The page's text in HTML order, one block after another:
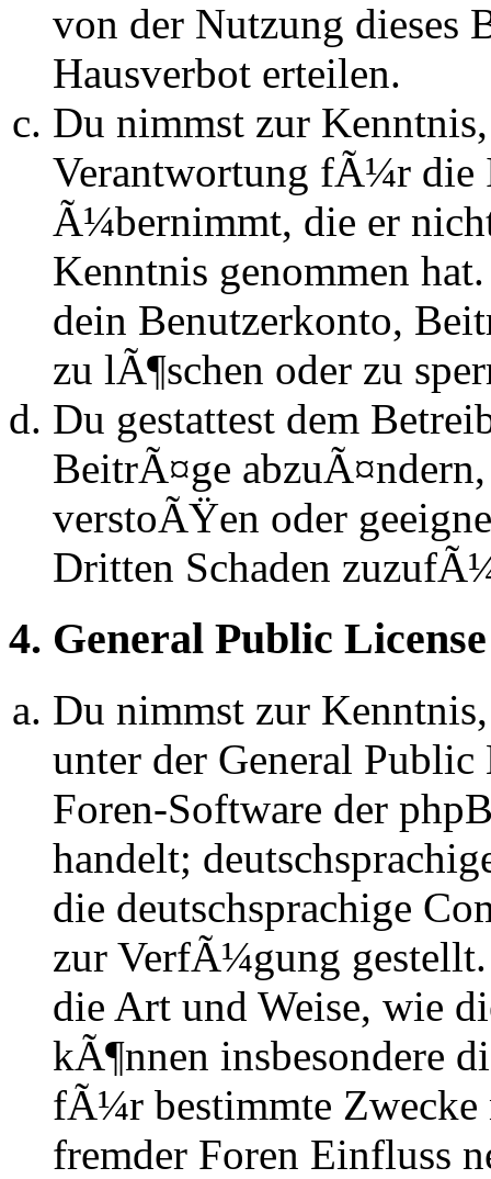
von der Nutzung dieses
Hausverbot erteilen.
Du nimmst zur
Verantwortung fÃ¼r die
Ã¼bernimmt, die er
Kenntnis genommen
dein Benutzerkonto,
zu lÃ¶schen oder zu
Du gestattest dem
BeitrÃ¤ge
verstoÃŸen oder
Dritten Schaden
4. General Public License
Du nimmst zur
unter der General
Foren-Software der
handelt;
die deutschsprachige
zur VerfÃ¼gung
die Art und Weise, wie
kÃ¶nnen insbesondere
fÃ¼r bestimmte Zwecke
fremder Foren Einfluss